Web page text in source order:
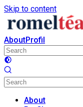
Skip to content
AboutProfil
About